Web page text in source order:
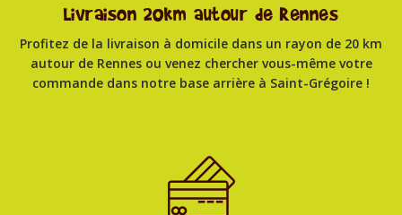
Livraison 20km autour de Rennes
Profitez de la livraison à domicile dans un rayon de 20 km
autour de Rennes ou venez chercher vous-même votre
commande dans notre base arrière à Saint-Grégoire !